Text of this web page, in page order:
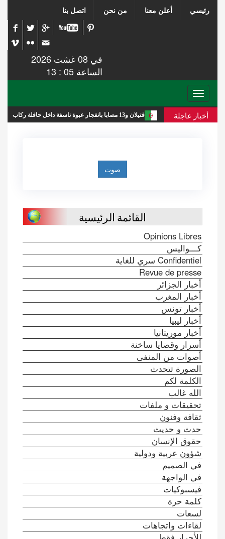
رئيسي أعلن معنا من نحن اتصل بنا
في 08 غشت 2026
الساعة 05 : 13
Toggle
navigation
أخبار عاجلة قتيلان و13 مصابا بانفجار عبوة ناسفة داخل حافلة ركاب بريف دمشق
القائمة الرئيسية
Opinions Libres
كـــواليس
Confidentiel سري للغاية
Revue de presse
أخبار الجزائر
أخبار المغرب
أخبار تونس
أخبار ليبيا
أخبار موريتانيا
أسرار وقضايا ساخنة
أصوات من المنفى
الصورة تتحدث
الكلمة لكم
الله غالب
تحقيقات و ملفات
ثقافة وفنون
حدث و حديث
حقوق الإنسان
شؤون عربية ودولية
في الصميم
في الواجهة
فيسبوكيات
كلمة حرة
لسعات
لقاءات واتجاهات